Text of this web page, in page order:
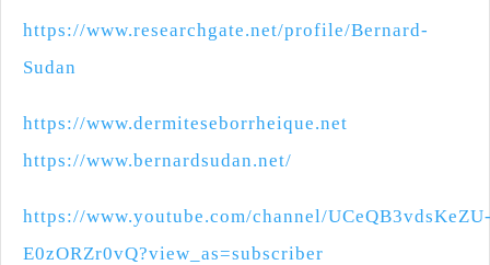
https://www.researchgate.net/profile/Bernard-
Sudan
https://www.dermiteseborrheique.net
https://www.bernardsudan.net/
https://www.youtube.com/channel/
E0zORZr0vQ?view_as=subscriber